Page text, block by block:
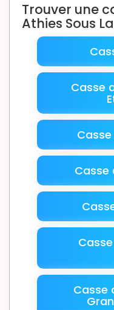
Trouver une
Athies Sous
Casse
Casse
Casse